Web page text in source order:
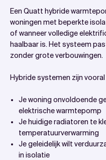
Een Quatt hybride
woningen met beperkte
of wanneer volledige
haalbaar is. Het systeem
zonder grote verbouwingen.
Hybride systemen zijn
Je woning onvoldoende
elektrische warmtepomp
Je huidige radiatoren te
temperatuurverwarming
Je geleidelijk wilt
in isolatie